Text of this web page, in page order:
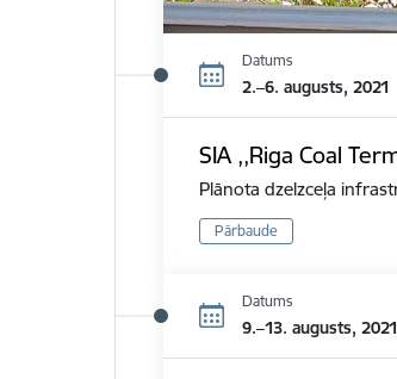
Datums
2.–6. augusts, 2021
SIA ,,Riga Coal
Plānota dzelzceļa
Pārbaude
Datums
9.–13. augusts, 2021